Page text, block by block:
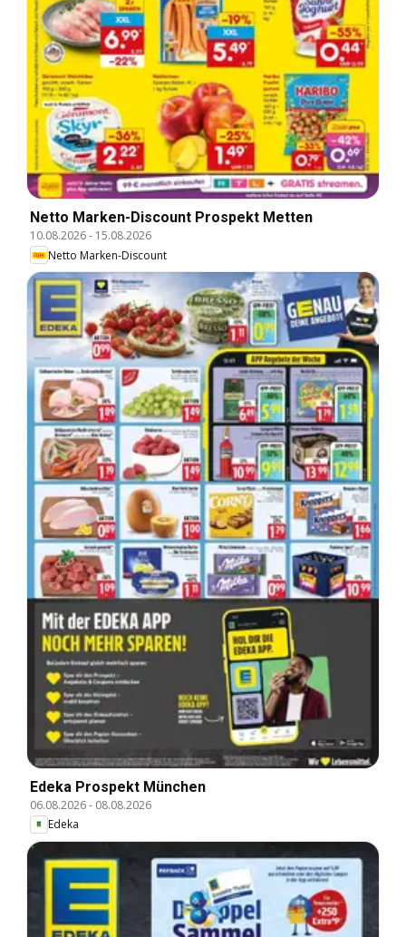
Netto Marken-Discount Prospekt Metten
10.08.2026- 15.08.2026
Netto Marken-Discount
Edeka Prospekt München
06.08.2026- 08.08.2026
Edeka